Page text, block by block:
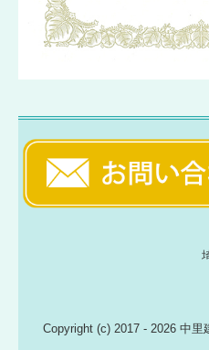
Copyright (c) 2017 - 2026 中里